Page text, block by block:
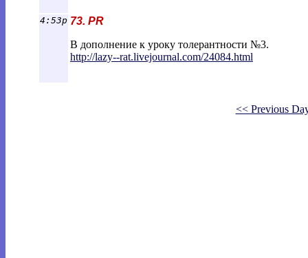
4:53p 73. PR
В дополнение к уроку толерантности №3.
http://lazy--rat.livejournal.com/24084.html
<< Previous